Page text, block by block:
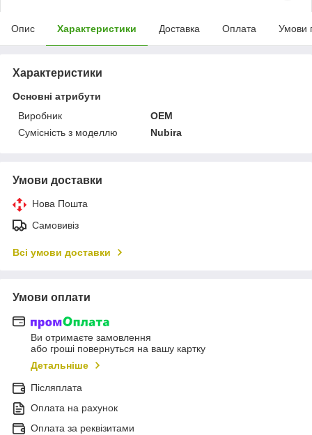
Опис Характеристики Доставка Оплата Умови
Характеристики
Основні атрибути
Виробник
OEM
Сумісність з моделлю
Nubira
Умови доставки
Нова Пошта
Самовивіз
Всі умови доставки
Умови оплати
Ви отримаєте замовлення
або гроші повернуться на вашу картку
Детальніше
Післяплата
Оплата на рахунок
Оплата за реквізитами